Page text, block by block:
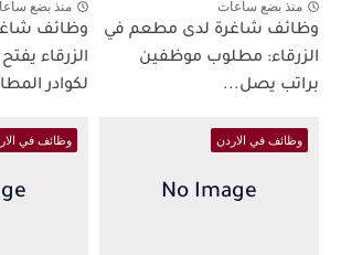
منذ بضع ساعات
وظائف شاغرة لدى مطعم في
الزرقاء: مطلوب موظفين
براتب يصل...
منذ بضع
وظائف
الزرقاء
لكوادر
وظائف في الاردن وظائف في